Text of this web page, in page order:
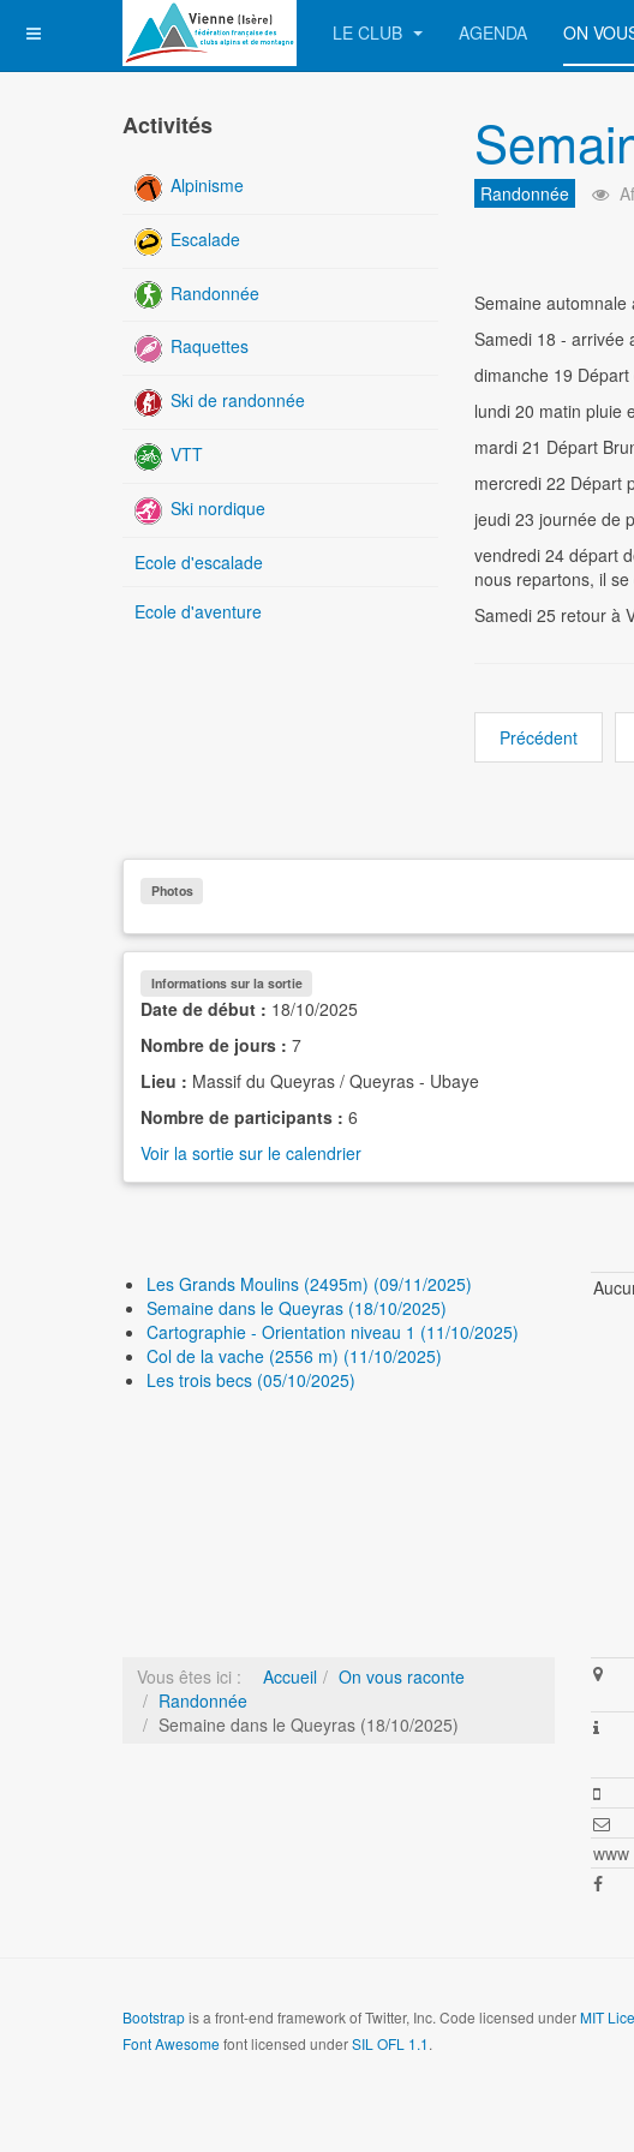
LE CLUB AGENDA ON
Randonnée
Semaine automnale
Samedi 18 - arrivée
dimanche 19
lundi 20 matin pluie
mardi 21 Départ
mercredi 22 Départ
jeudi 23 journée de
vendredi 24 départ
nous repartons, il
Samedi 25 retour à
Précédent
Activités
Alpinisme
Escalade
Randonnée
Raquettes
Ski de randonnée
VTT
Ski nordique
Ecole d'escalade
Ecole d'aventure
Photos
Informations sur la sortie
Date de début : 18/10/2025
Nombre de jours : 7
Lieu : Massif du Queyras / Queyras - Ubaye
Nombre de participants : 6
Voir la sortie sur le calendrier
Les Grands Moulins (2495m) (09/11/2025)
Semaine dans le Queyras (18/10/2025)
Cartographie - Orientation niveau 1 (11/10/2025)
Col de la vache (2556 m) (11/10/2025)
Les trois becs (05/10/2025)
Vous êtes ici : Accueil
On vous raconte
Randonnée
Semaine dans le Queyras (18/10/2025)
www
Bootstrapis a front-end framework of Twitter, Inc. Code licensed underMIT
Font Awesomefont licensed underSIL OFL 1.1.